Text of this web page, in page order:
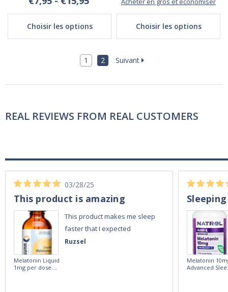
Choisir les options Choisir les options
1 2 Suivant
REAL REVIEWS FROM REAL CUSTOMERS
Ruzsel
03/28/25
This product is amazing
This product makes me sleep
faster that I expected
Melatonin Liquid
1mg per dose.
Melatonin
Advanced